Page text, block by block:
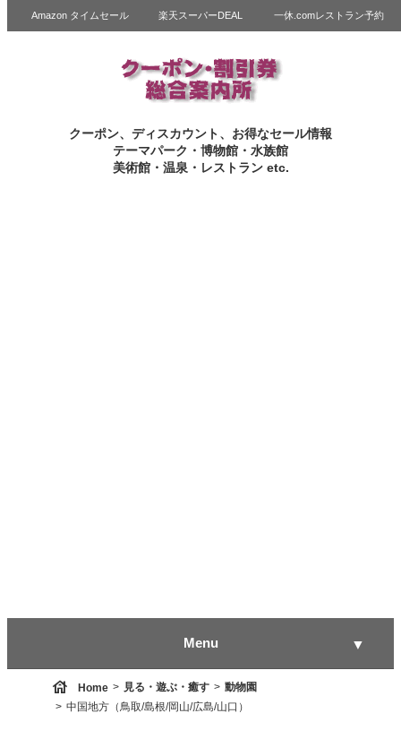
Amazon タイムセール 楽天スーパーDEAL 一休.comレストラン予約
クーポン、ディスカウント、お得なセール情報
テーマパーク・博物館・水族館
美術館・温泉・レストラン etc.
Menu ▼
house Home 見る・遊ぶ・癒す
動物園
中国地方（鳥取/島根/岡山/広島/山口）